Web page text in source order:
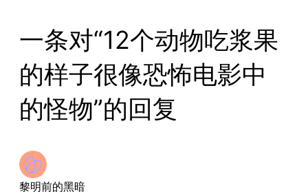
一条对“12个动物吃浆果
的样子很像恐怖电影中
的怪物”的回复
黎明前的黑暗